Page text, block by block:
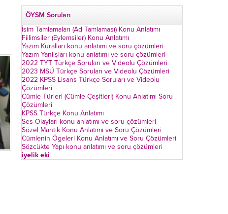
ÖYSM Soruları
İsim Tamlamaları (Ad Tamlaması) Konu Anlatımı
Fiilimsiler (Eylemsiler) Konu Anlatımı
Yazım Kuralları konu anlatımı ve soru çözümleri
Yazım Yanlışları konu anlatımı ve soru çözümleri
2022 TYT Türkçe Soruları ve Videolu Çözümleri
2023 MSÜ Türkçe Soruları ve Videolu Çözümleri
2022 KPSS Lisans Türkçe Soruları ve Videolu
Çözümleri
Cümle Türleri (Cümle Çeşitleri) Konu Anlatımı Soru
Çözümleri
KPSS Türkçe Konu Anlatımı
Ses Olayları konu anlatımı ve soru çözümleri
Sözel Mantık Konu Anlatımı ve Soru Çözümleri
Cümlenin Ögeleri Konu Anlatımı ve Soru Çözümleri
Sözcükte Yapı konu anlatımı ve soru çözümleri
iyelik eki